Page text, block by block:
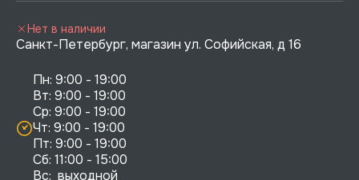
Санкт-Петербург, магазин ул. Софийская, д 16
Пн: 9:00 - 19:00
Вт: 9:00 - 19:00
Ср: 9:00 - 19:00
Чт: 9:00 - 19:00
Пт: 9:00 - 19:00
Сб: 11:00 - 15:00
Вс:  выходной
Нет в наличии